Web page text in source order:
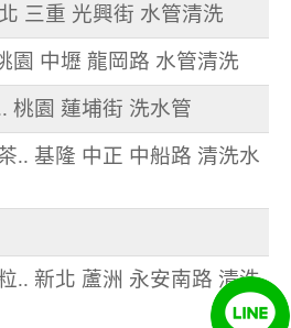
三重 光興街 水管清洗
園 中壢 龍岡路 水管清洗
桃園 蓮埔街 洗水管
.. 基隆 中正 中船路 清洗水
.. 新北 蘆洲 永安南路 清洗